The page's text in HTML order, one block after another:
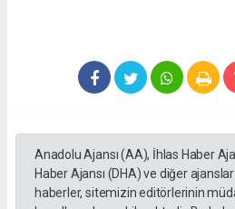
Anadolu Ajansı (AA), İhlas Haber
Haber Ajansı (DHA) ve diğer
haberler, sitemizin editörlerinin